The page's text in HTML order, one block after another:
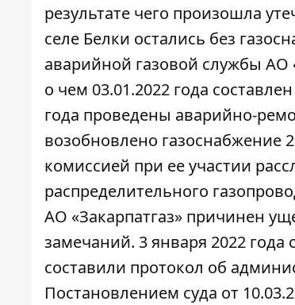
результате чего произошла
селе Белки остались без
аварийной газовой службы АО
о чем 03.01.2022 года
года проведены аварийно-
возобновлено газоснабжение
комиссией при ее участии
распределительного
АО «Закарпатгаз» причинен
замечаний. 3 января 2022
составили протокол об
Постановлением суда от